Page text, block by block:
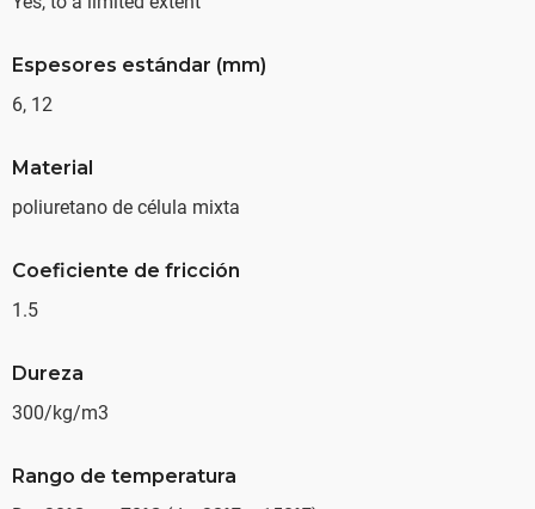
Espesores estándar (mm)
6, 12
Material
poliuretano de célula mixta
Coeficiente de fricción
1.5
Dureza
300/kg/m3
Rango de temperatura